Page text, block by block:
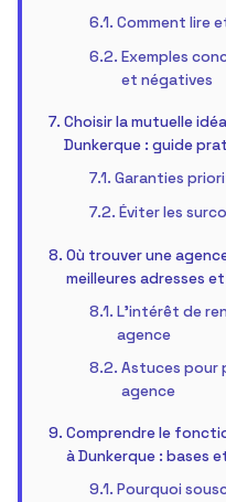
Comment lire
Exemples
et négatives
Choisir la mutuelle
Dunkerque : guide
Garanties
Éviter les
Où trouver une
meilleures adresses
L’intérêt de
agence
Astuces pour
agence
Comprendre le
à Dunkerque : bases
Pourquoi